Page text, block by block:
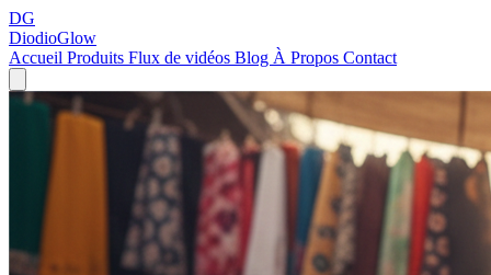
DG
DiodioGlow
Accueil Produits Flux de vidéos Blog À Propos Contact